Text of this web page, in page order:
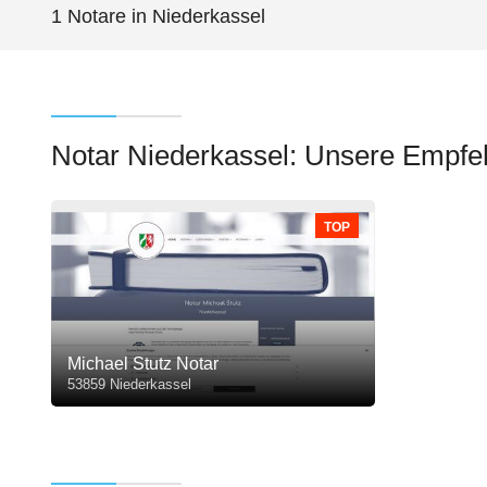
1 Notare in Niederkassel
Notar Niederkassel: Unsere
TOP
Michael Stutz Notar
53859 Niederkassel